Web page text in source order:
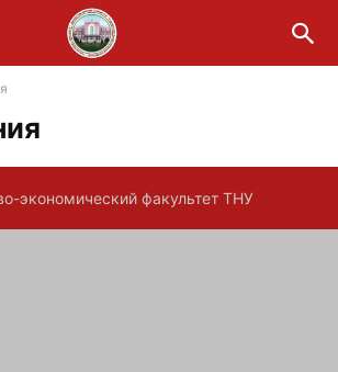
экономический факультет ТНУ